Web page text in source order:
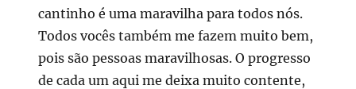
cantinho é uma maravilha para todos nós.
Todos vocês também me fazem muito bem,
pois são pessoas maravilhosas. O progresso
de cada um aqui me deixa muito contente,